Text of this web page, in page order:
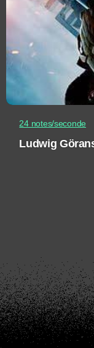
24 notes/seconde
Ludwig